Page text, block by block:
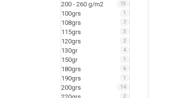
200 - 260 g/m2 15
100grs 1
108grs 7
115grs 3
120grs 2
130gr 4
150gr 1
180grs 6
190grs 1
200grs 14
2